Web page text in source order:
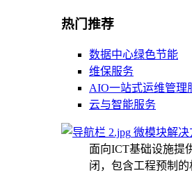
热门推荐
数据中心绿色节能
维保服务
AIO一站式运维管理
云与智能服务
微模块解决
面向ICT基础设施提
闭，包含工程预制